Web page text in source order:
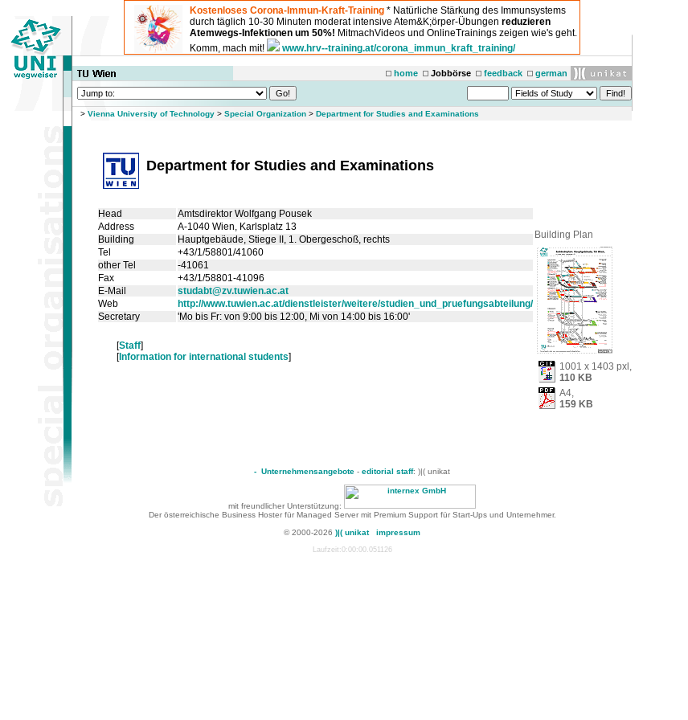
Kostenloses Corona-Immun-Kraft-Training * Natürliche Stärkung des Immunsystems
durch täglich 10-30 Minuten moderat intensive Atem&K;örper-Übungen reduzieren
Atemwegs-Infektionen um 50%! MitmachVideos und OnlineTrainings zeigen wie's geht.
Komm, mach mit!
www.hrv--training.at/corona_immun_kraft_training/
home Jobbörse feedback german
> Vienna University of Technology > Special Organization > Department for Studies and Examinations
Department for Studies and Examinations
Head
Amtsdirektor Wolfgang Pousek
Address
A-1040 Wien, Karlsplatz 13
Building
Hauptgebäude, Stiege II , 1. Obergeschoß, rechts
Tel
+43/1/58801/41060
other Tel
-41061
Fax
+43/1/58801-41096
E-Mail
studabt@zv.tuwien.ac.at
Web
http://www.tuwien.ac.at/dienstleister/weitere/studien_und_pruefungsabteilung/
Secretary
'Mo bis Fr: von 9:00 bis 12:00, Mi von 14:00 bis 16:00'
[Staff]
[Information for international students]
Building Plan
1001 x 1403 pxl,
110 KB
A4,
159 KB
- Unternehmensangebote - editorial staff: )|( unikat
mit freundlicher Unterstützung:
Der österreichische Business Hoster für Managed Server mit Premium Support für Start-Ups und Unternehmer.
© 2000-2026 )|( unikat impressum
Laufzeit:0:00:00.051126